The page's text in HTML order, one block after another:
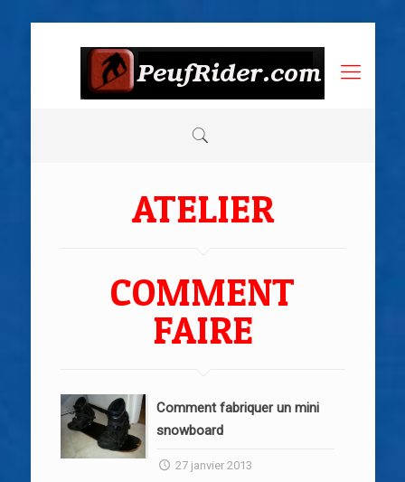
ATELIER
COMMENT
FAIRE
Comment fabriquer un mini
snowboard
27 janvier 2013